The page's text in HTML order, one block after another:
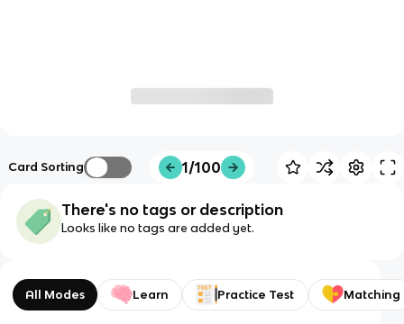
Card Sorting 1/100
There's no tags or description
Looks like no tags are added yet.
All Modes Learn Practice Test Matching